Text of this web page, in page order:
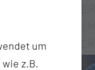
um
z.B.